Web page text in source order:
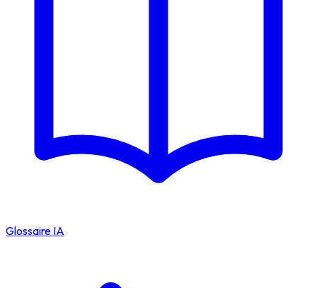
Glossaire IA